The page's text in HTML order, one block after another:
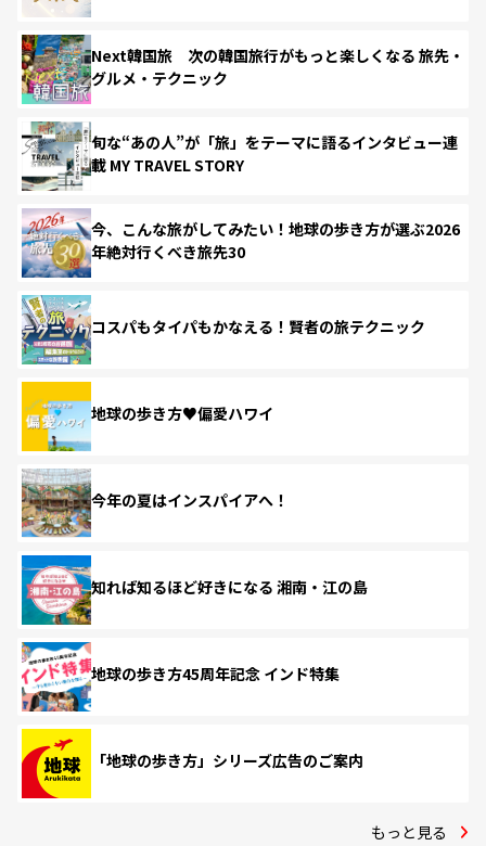
Next韓国旅 次の韓国旅行がもっと楽しくなる 旅先・
グルメ・テクニック
旬な“あの人”が「旅」をテーマに語るインタビュー連
載 MY TRAVEL STORY
今、こんな旅がしてみたい！地球の歩き方が選ぶ2026
年絶対行くべき旅先30
コスパもタイパもかなえる！賢者の旅テクニック
地球の歩き方♥偏愛ハワイ
今年の夏はインスパイアへ！
知れば知るほど好きになる 湘南・江の島
地球の歩き方45周年記念 インド特集
「地球の歩き方」シリーズ広告のご案内
もっと見る